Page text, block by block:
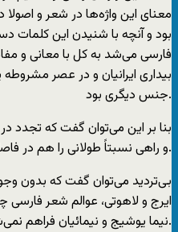
معنای این واژه‌ها در شعر و
بود و آنچه با شنیدن این کلمات
فارسی می‌شد به کل با معانی و
بیداری ایرانیان و در عصر
جنس دیگری بود.
بنا بر این می‌توان گفت که تجدد
و راهی نسبتاً طولانی را هم در فاصله‌ای نسبتاً کوتاه پیمود.
بی‌تردید می‌توان گفت که بدون
ایرج و لاهوتی، عوالم شعر
نیما یوشیج و نیمائیان فراهم نمی‌شد.